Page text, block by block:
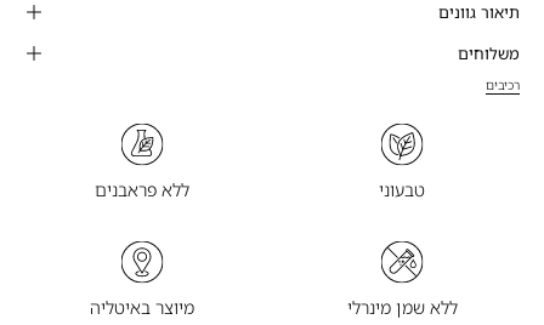
תיאור גוונים
משלוחים
רכיבים
טבעוני ללא פראבנים
ללא שמן מינרלי מיוצר באיטליה